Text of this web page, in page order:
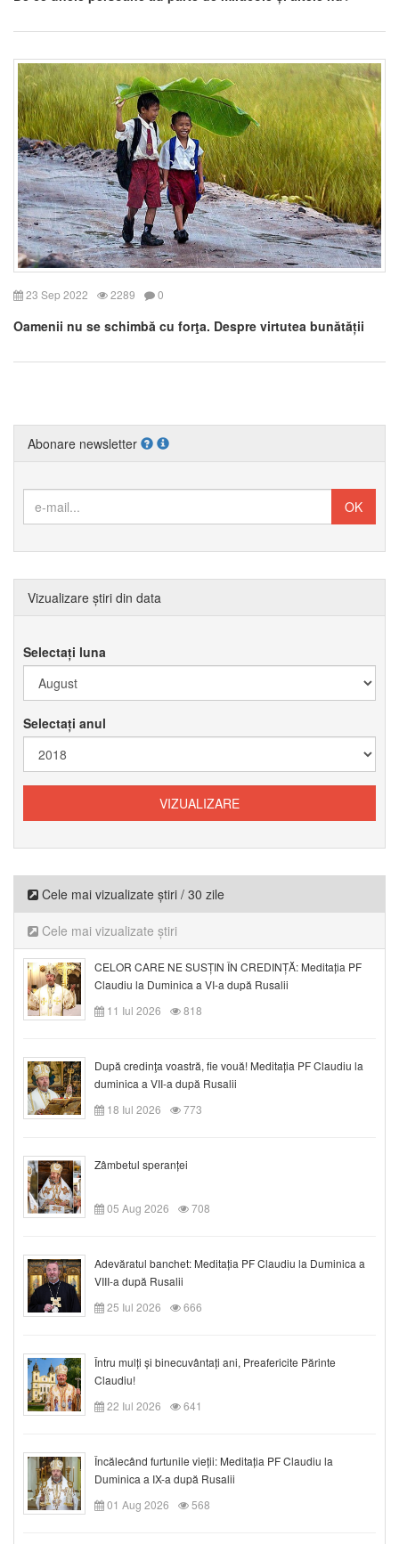
23 Sep 2022 2289 0
Oamenii nu se schimbă cu forţa. Despre virtutea bunătății
Abonare newsletter
Vizualizare știri din data
Selectați luna
Selectați anul
Cele mai vizualizate știri / 30 zile
Cele mai vizualizate știri
CELOR CARE NE SUSȚIN ÎN CREDINȚĂ: Meditația PF
Claudiu la Duminica a VI-a după Rusalii
11 Iul 2026
818
După credinţa voastră, fie vouă! Meditația PF Claudiu la
duminica a VII-a după Rusalii
18 Iul 2026
773
Zâmbetul speranței
05 Aug 2026 708
Adevăratul banchet: Meditația PF Claudiu la Duminica a
VIII-a după Rusalii
25 Iul 2026
666
Întru mulți și binecuvântați ani, Preafericite Părinte
Claudiu!
22 Iul 2026
641
Încălecând furtunile vieții: Meditația PF Claudiu la
Duminica a IX-a după Rusalii
01 Aug 2026
568